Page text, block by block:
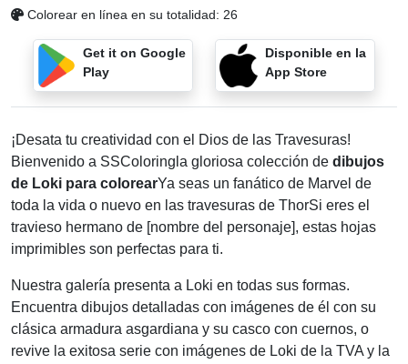
Colorear en línea en su totalidad: 26
Get it on Google
Play
Disponible en la
App Store
¡Desata tu creatividad con el Dios de las Travesuras!
Bienvenido a SSColoringla gloriosa colección de dibujos
de Loki para colorearYa seas un fanático de Marvel de
toda la vida o nuevo en las travesuras de ThorSi eres el
travieso hermano de [nombre del personaje], estas hojas
imprimibles son perfectas para ti.
Nuestra galería presenta a Loki en todas sus formas.
Encuentra dibujos detalladas con imágenes de él con su
clásica armadura asgardiana y su casco con cuernos, o
revive la exitosa serie con imágenes de Loki de la TVA y la